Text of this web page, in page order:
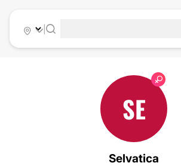
|
SE
Selvatica